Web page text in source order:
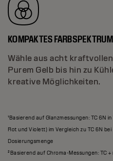
KOMPAKTES FARBSPEKTRUM
Wähle aus acht
Purem Gelb bis hin zu
kreative Möglichkeiten.
¹Basierend auf Glanzmessungen: TC 6N
Rot und Violett) im Vergleich zu TC 6N
Dosierungsmenge
²Basierend auf Chroma-Messungen: TC +